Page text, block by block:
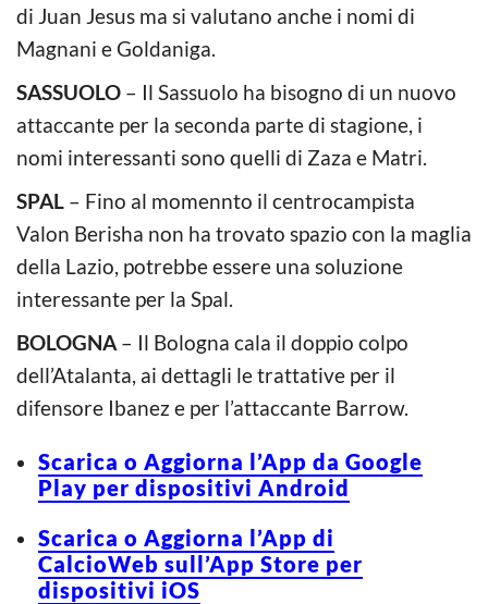
di Juan Jesus ma si valutano anche i nomi di
Magnani e Goldaniga.
SASSUOLO – Il Sassuolo ha bisogno di un nuovo
attaccante per la seconda parte di stagione, i
nomi interessanti sono quelli di Zaza e Matri.
SPAL – Fino al momennto il centrocampista
Valon Berisha non ha trovato spazio con la maglia
della Lazio, potrebbe essere una soluzione
interessante per la Spal.
BOLOGNA – Il Bologna cala il doppio colpo
dell’Atalanta, ai dettagli le trattative per il
difensore Ibanez e per l’attaccante Barrow.
Scarica o Aggiorna l’App da Google
Play per dispositivi Android
Scarica o Aggiorna l’App di
CalcioWeb sull’App Store per
dispositivi iOS